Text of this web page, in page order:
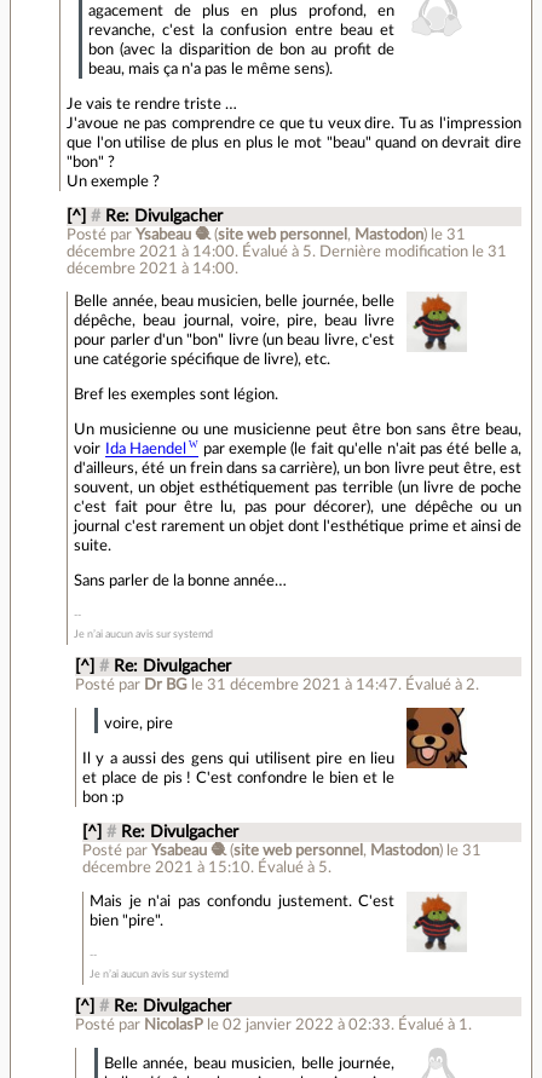
agacement de plus en plus profond, en
revanche, c'est la confusion entre beau et
bon (avec la disparition de bon au profit de
beau, mais ça n'a pas le même sens).
Je vais te rendre triste …
J'avoue ne pas comprendre ce que tu veux dire. Tu as l'impression
que l'on utilise de plus en plus le mot "beau" quand on devrait dire
"bon" ?
Un exemple ?
[^] # Re: Divulgacher
Posté parYsabeau 🧶 (site web personnel , Mastodon) le 31
décembre 2021 à 14:00. Évalué à 5. Dernière modification le 31
décembre 2021 à 14:00.
Belle année, beau musicien, belle journée, belle
dépêche, beau journal, voire, pire, beau livre
pour parler d'un "bon" livre (un beau livre, c'est
une catégorie spécifique de livre), etc.
Bref les exemples sont légion.
Un musicienne ou une musicienne peut être bon sans être beau,
voir
Ida Haendel
par exemple (le fait qu'elle n'ait pas été belle a,
d'ailleurs, été un frein dans sa carrière), un bon livre peut être, est
souvent, un objet esthétiquement pas terrible (un livre de poche
c'est fait pour être lu, pas pour décorer), une dépêche ou un
journal c'est rarement un objet dont l'esthétique prime et ainsi de
suite.
Sans parler de la bonne année…
Je n’ai aucun avis sur systemd
[^] # Re: Divulgacher
Posté par Dr BG le 31 décembre 2021 à 14:47. Évalué à 2.
voire, pire
Il y a aussi des gens qui utilisent pire en lieu
et place de pis ! C'est confondre le bien et le
bon :p
[^] # Re: Divulgacher
Posté parYsabeau 🧶 (site web personnel , Mastodon) le 31
décembre 2021 à 15:10. Évalué à 5.
Mais je n'ai pas confondu justement. C'est
bien "pire".
Je n’ai aucun avis sur systemd
[^] # Re: Divulgacher
Posté par NicolasP le 02 janvier 2022 à 02:33. Évalué à 1 .
Belle année, beau musicien, belle journée,